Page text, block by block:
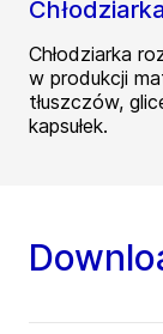
Chłodziarka
w produkcji
tłuszczów,
kapsułek.